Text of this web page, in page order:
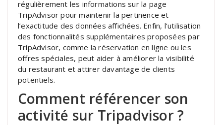
régulièrement les informations sur la page
TripAdvisor pour maintenir la pertinence et
l’exactitude des données affichées. Enfin, l’utilisation
des fonctionnalités supplémentaires proposées par
TripAdvisor, comme la réservation en ligne ou les
offres spéciales, peut aider à améliorer la visibilité
du restaurant et attirer davantage de clients
potentiels.
Comment référencer son
activité sur Tripadvisor ?